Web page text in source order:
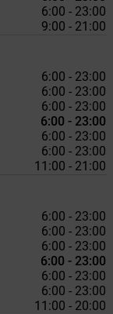
6:00 - 23:00
9:00 - 21:00
6:00 - 23:00
6:00 - 23:00
6:00 - 23:00
6:00 - 23:00
6:00 - 23:00
6:00 - 23:00
11:00 - 21:00
6:00 - 23:00
6:00 - 23:00
6:00 - 23:00
6:00 - 23:00
6:00 - 23:00
6:00 - 23:00
11:00 - 20:00